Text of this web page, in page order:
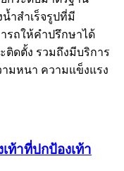
ำสำเร็จรูปที่มี
รถให้คำปรึกษาได้
ดตั้ง รวมถึงมีบริการ
มหนา ความแข็งแรง
ท้าที่ปกป้องเท้า